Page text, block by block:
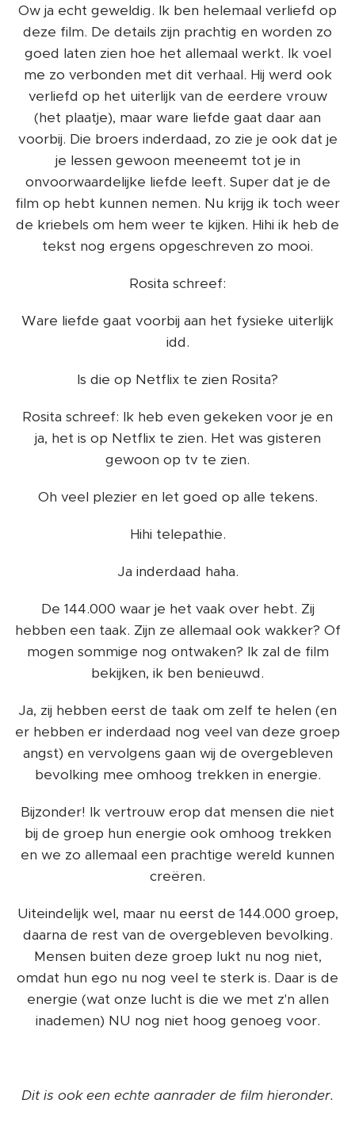
Ow ja echt geweldig. Ik ben helemaal verliefd op
deze film. De details zijn prachtig en worden zo
goed laten zien hoe het allemaal werkt. Ik voel
me zo verbonden met dit verhaal. Hij werd ook
verliefd op het uiterlijk van de eerdere vrouw
(het plaatje), maar ware liefde gaat daar aan
voorbij. Die broers inderdaad, zo zie je ook dat je
je lessen gewoon meeneemt tot je in
onvoorwaardelijke liefde leeft. Super dat je de
film op hebt kunnen nemen. Nu krijg ik toch weer
de kriebels om hem weer te kijken. Hihi ik heb de
tekst nog ergens opgeschreven zo mooi.
Rosita schreef:
Ware liefde gaat voorbij aan het fysieke uiterlijk
idd.
Is die op Netflix te zien Rosita?
Rosita schreef: Ik heb even gekeken voor je en
ja, het is op Netflix te zien. Het was gisteren
gewoon op tv te zien.
Oh veel plezier en let goed op alle tekens.
Hihi telepathie.
Ja inderdaad haha.
De 144.000 waar je het vaak over hebt. Zij
hebben een taak. Zijn ze allemaal ook wakker? Of
mogen sommige nog ontwaken? Ik zal de film
bekijken, ik ben benieuwd.
Ja, zij hebben eerst de taak om zelf te helen (en
er hebben er inderdaad nog veel van deze groep
angst) en vervolgens gaan wij de overgebleven
bevolking mee omhoog trekken in energie.
Bijzonder! Ik vertrouw erop dat mensen die niet
bij de groep hun energie ook omhoog trekken
en we zo allemaal een prachtige wereld kunnen
creëren.
Uiteindelijk wel, maar nu eerst de 144.000 groep,
daarna de rest van de overgebleven bevolking.
Mensen buiten deze groep lukt nu nog niet,
omdat hun ego nu nog veel te sterk is. Daar is de
energie (wat onze lucht is die we met z'n allen
inademen) NU nog niet hoog genoeg voor.
Dit is ook een echte aanrader de film hieronder.